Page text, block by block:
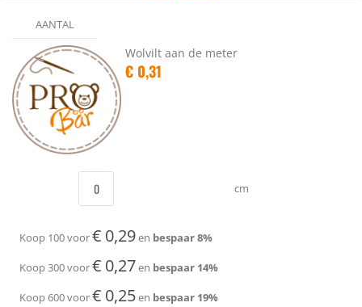
productitems
AANTAL
Wolvilt aan de meter
€ 0,31
cm
Koop 100 voor€ 0,29en bespaar8%
Koop 300 voor€ 0,27en bespaar 14%
Koop 600 voor€ 0,25en bespaar 19%